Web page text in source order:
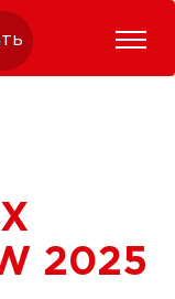
online
2025